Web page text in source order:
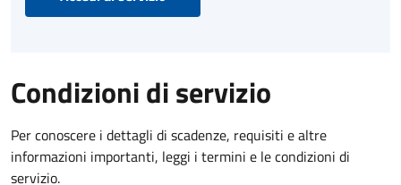
Condizioni di servizio
Per conoscere i dettagli di scadenze, requisiti e altre
informazioni importanti, leggi i termini e le condizioni di
servizio.